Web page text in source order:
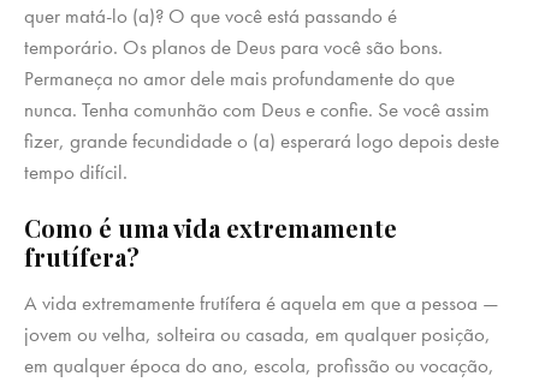
quer matá-lo (a)? O que você está passando é
temporário. Os planos de Deus para você são bons.
Permaneça no amor dele mais profundamente do que
nunca. Tenha comunhão com Deus e confie. Se você assim
fizer, grande fecundidade o (a) esperará logo depois deste
tempo difícil.
Como é uma vida extremamente
frutífera?
A vida extremamente frutífera é aquela em que a pessoa —
jovem ou velha, solteira ou casada, em qualquer posição,
em qualquer época do ano, escola, profissão ou vocação,